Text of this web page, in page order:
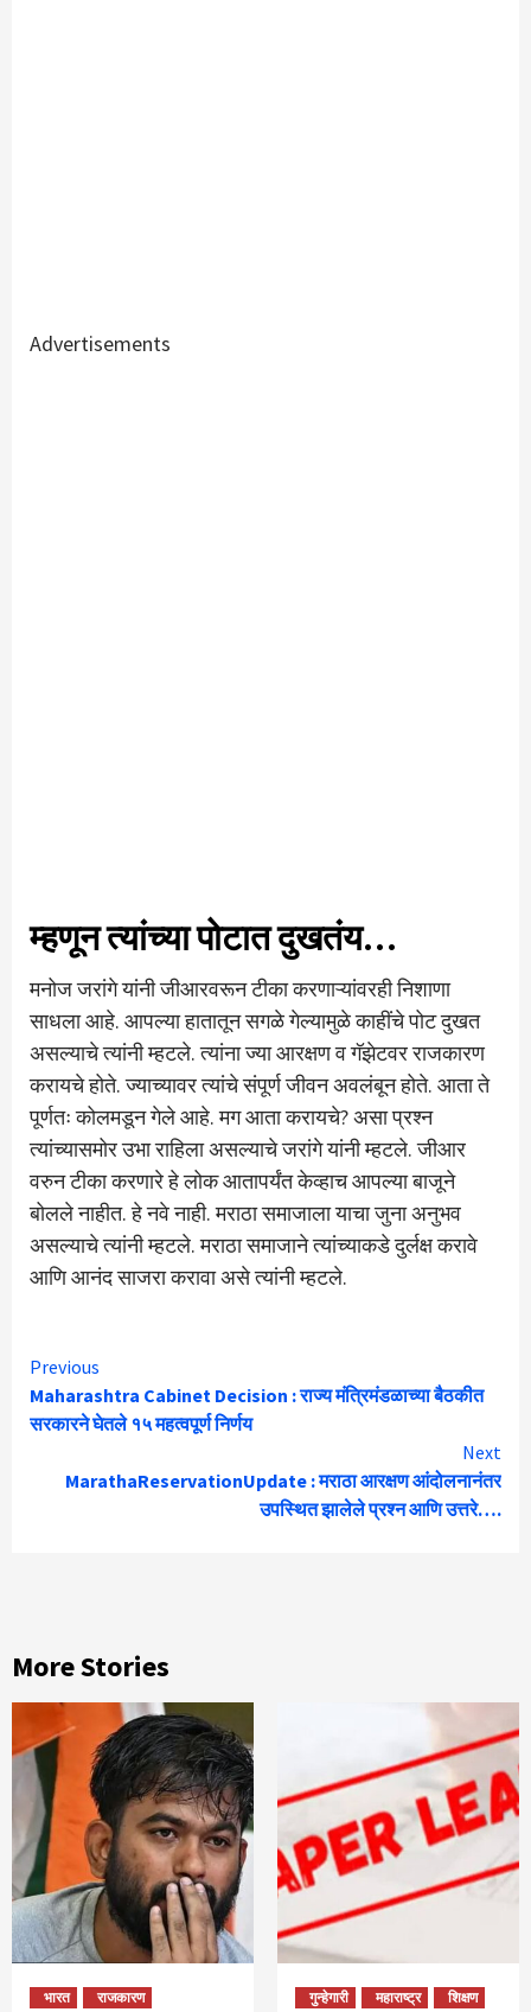
Advertisements
म्हणून त्यांच्या पोटात दुखतंय…
मनोज जरांगे यांनी जीआरवरून टीका करणाऱ्यांवरही निशाणा
साधला आहे. आपल्या हातातून सगळे गेल्यामुळे काहींचे पोट दुखत
असल्याचे त्यांनी म्हटले. त्यांना ज्या आरक्षण व गॅझेटवर राजकारण
करायचे होते. ज्याच्यावर त्यांचे संपूर्ण जीवन अवलंबून होते. आता ते
पूर्णतः कोलमडून गेले आहे. मग आता करायचे? असा प्रश्न
त्यांच्यासमोर उभा राहिला असल्याचे जरांगे यांनी म्हटले. जीआर
वरुन टीका करणारे हे लोक आतापर्यंत केव्हाच आपल्या बाजूने
बोलले नाहीत. हे नवे नाही. मराठा समाजाला याचा जुना अनुभव
असल्याचे त्यांनी म्हटले. मराठा समाजाने त्यांच्याकडे दुर्लक्ष करावे
आणि आनंद साजरा करावा असे त्यांनी म्हटले.
Continue
Reading
Previous
Maharashtra Cabinet Decision : राज्य मंत्रिमंडळाच्या बैठकीत
सरकारने घेतले १५ महत्वपूर्ण निर्णय
Next
MarathaReservationUpdate : मराठा आरक्षण आंदोलनानंतर
उपस्थित झालेले प्रश्न आणि उत्तरे….
More Stories
भारत राजकारण गुन्हेगारी महाराष्ट्र शिक्षण